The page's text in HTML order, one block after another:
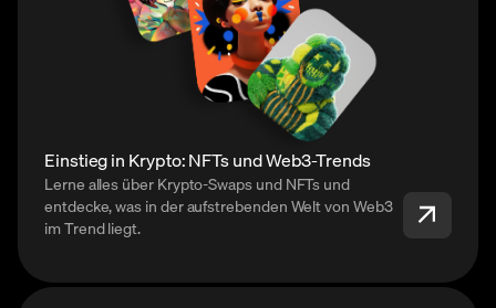
Einstieg in Krypto: NFTs und Web3-Trends
Lerne alles über Krypto-Swaps und NFTs und
entdecke, was in der aufstrebenden Welt von Web3
im Trend liegt.